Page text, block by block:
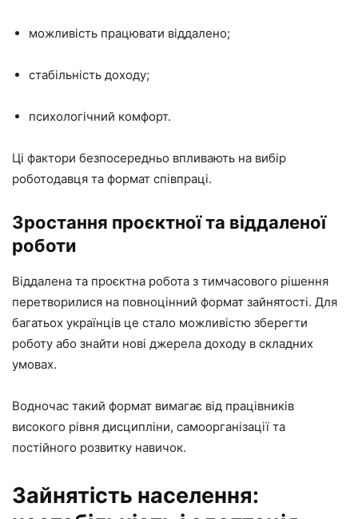
можливість працювати віддалено;
стабільність доходу;
психологічний комфорт.
Ці фактори безпосередньо впливають на вибір
роботодавця та формат співпраці.
Зростання проєктної та віддаленої
роботи
Віддалена та проєктна робота з тимчасового рішення
перетворилися на повноцінний формат зайнятості. Для
багатьох українців це стало можливістю зберегти
роботу або знайти нові джерела доходу в складних
умовах.
Водночас такий формат вимагає від працівників
високого рівня дисципліни, самоорганізації та
постійного розвитку навичок.
Зайнятість населення: